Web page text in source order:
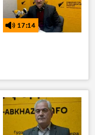
17:14